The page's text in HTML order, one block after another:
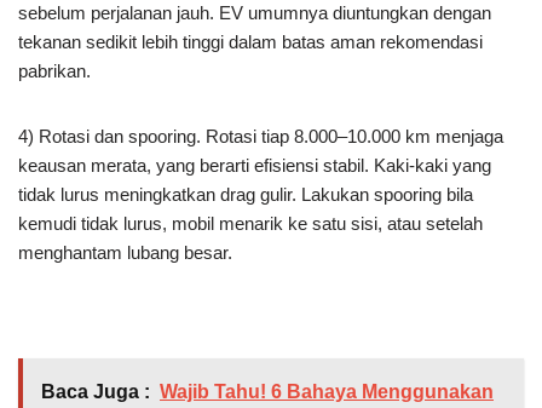
sebelum perjalanan jauh. EV umumnya diuntungkan dengan
tekanan sedikit lebih tinggi dalam batas aman rekomendasi
pabrikan.
4) Rotasi dan spooring. Rotasi tiap 8.000–10.000 km menjaga
keausan merata, yang berarti efisiensi stabil. Kaki-kaki yang
tidak lurus meningkatkan drag gulir. Lakukan spooring bila
kemudi tidak lurus, mobil menarik ke satu sisi, atau setelah
menghantam lubang besar.
Baca Juga : Wajib Tahu! 6 Bahaya Menggunakan